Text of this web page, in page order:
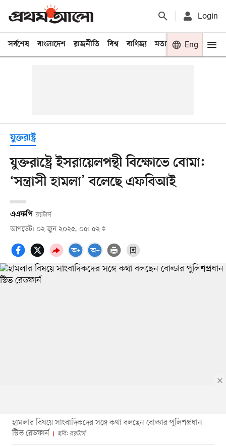
Login
সর্বশেষ বাংলাদেশ রাজনীতি বিশ্ব বাণিজ্য মতামত খেলা
Eng
যুক্তরাষ্ট্র
যুক্তরাষ্ট্রে ইসরায়েলপন্থী বিক্ষোভে বোমা:
‘সন্ত্রাসী হামলা’ বলেছে এফবিআই
এএফপি রয়টার্স
আপডেট: ০২ জুন ২০২৫, ০৫: ৫২
হামলার বিষয়ে সাংবাদিকদের সঙ্গে কথা বলছেন বোল্ডার পুলিশপ্রধান
স্টিভ রেডফার্ন
ছবি: রয়টার্স